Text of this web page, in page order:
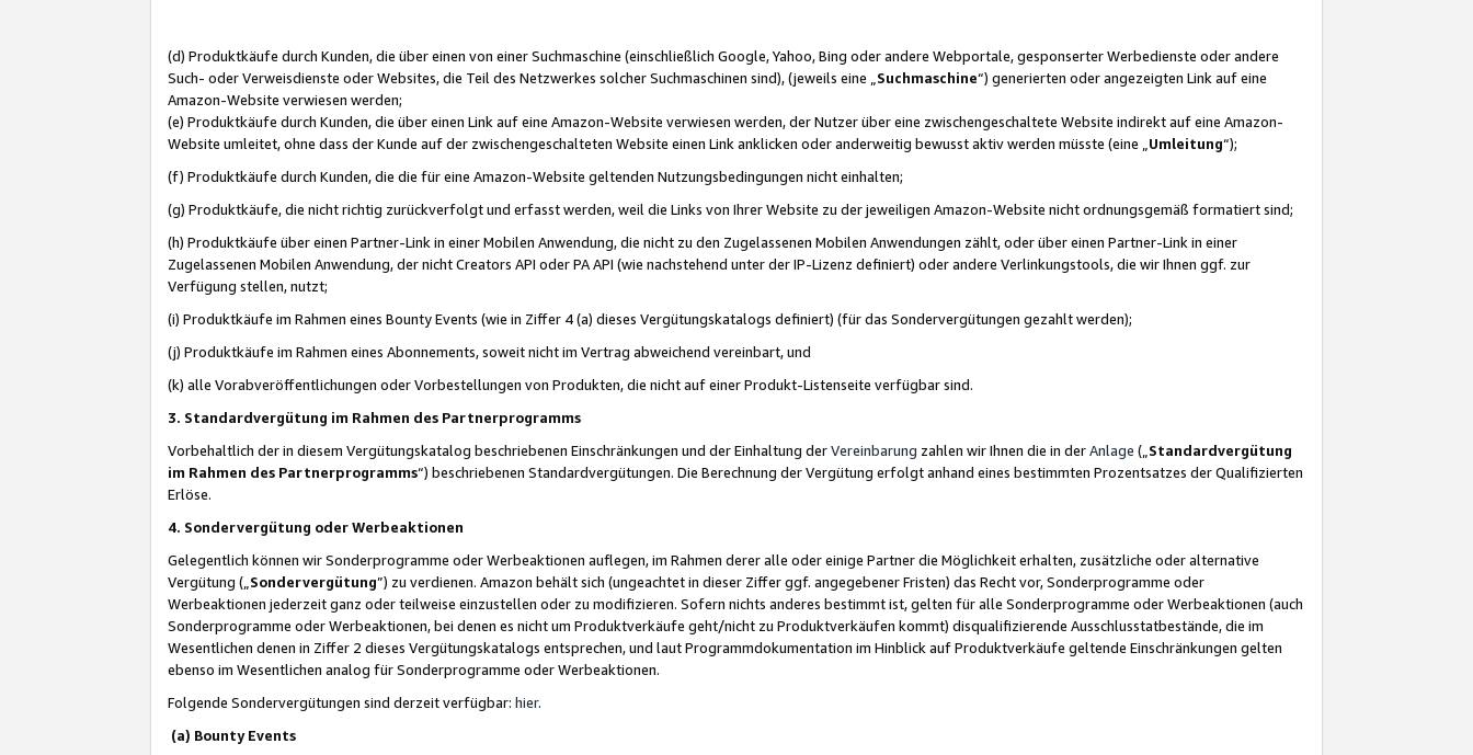
(d) Produktkäufe durch Kunden, die über einen von einer Suchmaschine (einschließlich Google, Yahoo, Bing oder andere Webportale, gesponserter Werbedienste oder andere
Such- oder Verweisdienste oder Websites, die Teil des Netzwerkes solcher Suchmaschinen sind), (jeweils eine „ Suchmaschine“) generierten oder angezeigten Link auf eine
Amazon-Website verwiesen werden;
(e) Produktkäufe durch Kunden, die über einen Link auf eine Amazon-Website verwiesen werden, der Nutzer über eine zwischengeschaltete Website indirekt auf eine Amazon-
Website umleitet, ohne dass der Kunde auf der zwischengeschalteten Website einen Link anklicken oder anderweitig bewusst aktiv werden müsste (eine „ Umleitung“);
(f) Produktkäufe durch Kunden, die die für eine Amazon-Website geltenden Nutzungsbedingungen nicht einhalten;
(g) Produktkäufe, die nicht richtig zurückverfolgt und erfasst werden, weil die Links von Ihrer Website zu der jeweiligen Amazon-Website nicht ordnungsgemäß formatiert sind;
(h) Produktkäufe über einen Partner-Link in einer Mobilen Anwendung, die nicht zu den Zugelassenen Mobilen Anwendungen zählt, oder über einen Partner-Link in einer
Zugelassenen Mobilen Anwendung, der nicht Creators API oder PA API (wie nachstehend unter der IP-Lizenz definiert) oder andere Verlinkungstools, die wir Ihnen ggf. zur
Verfügung stellen, nutzt;
(i) Produktkäufe im Rahmen eines Bounty Events (wie in Ziffer 4 (a) dieses Vergütungskatalogs definiert) (für das Sondervergütungen gezahlt werden);
(j) Produktkäufe im Rahmen eines Abonnements, soweit nicht im Vertrag abweichend vereinbart, und
(k) alle Vorabveröffentlichungen oder Vorbestellungen von Produkten, die nicht auf einer Produkt-Listenseite verfügbar sind.
3. Standardvergütung im Rahmen des Partnerprogramms
Vorbehaltlich der in diesem Vergütungskatalog beschriebenen Einschränkungen und der Einhaltung derVereinbarung zahlen wir Ihnen die in derAnlage („ Standardvergütung
im Rahmen des Partnerprogramms“) beschriebenen Standardvergütungen. Die Berechnung der Vergütung erfolgt anhand eines bestimmten Prozentsatzes der Qualifizierten
Erlöse.
4. Sondervergütung oder Werbeaktionen
Gelegentlich können wir Sonderprogramme oder Werbeaktionen auflegen, im Rahmen derer alle oder einige Partner die Möglichkeit erhalten, zusätzliche oder alternative
Vergütung („ Sondervergütung”) zu verdienen. Amazon behält sich (ungeachtet in dieser Ziffer ggf. angegebener Fristen) das Recht vor, Sonderprogramme oder
Werbeaktionen jederzeit ganz oder teilweise einzustellen oder zu modifizieren. Sofern nichts anderes bestimmt ist, gelten für alle Sonderprogramme oder Werbeaktionen (auch
Sonderprogramme oder Werbeaktionen, bei denen es nicht um Produktverkäufe geht/nicht zu Produktverkäufen kommt) disqualifizierende Ausschlusstatbestände, die im
Wesentlichen denen in Ziffer 2 dieses Vergütungskatalogs entsprechen, und laut Programmdokumentation im Hinblick auf Produktverkäufe geltende Einschränkungen gelten
ebenso im Wesentlichen analog für Sonderprogramme oder Werbeaktionen.
Folgende Sondervergütungen sind derzeit verfügbar: hier.
(a) Bounty Events